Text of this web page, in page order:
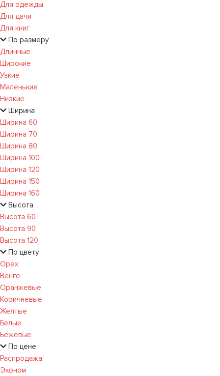
Для одежды
Для дачи
Для книг
По размеру
Длинные
Широкие
Узкие
Маленькие
Низкие
Ширина
Ширина 60
Ширина 70
Ширина 80
Ширина 100
Ширина 120
Ширина 150
Ширина 160
Высота
Высота 60
Высота 90
Высота 120
По цвету
Орех
Венге
Оранжевые
Коричневые
Желтые
Белые
Бежевые
По цене
Распродажа
Эконом